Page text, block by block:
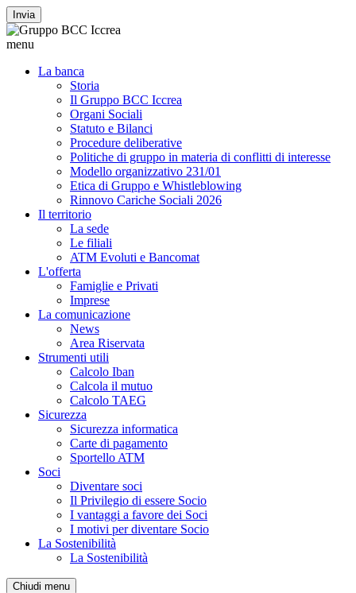
Invia
menu
La banca
Storia
Il Gruppo BCC Iccrea
Organi Sociali
Statuto e Bilanci
Procedure deliberative
Politiche di gruppo in materia di conflitti di interesse
Modello organizzativo 231/01
Etica di Gruppo e Whistleblowing
Rinnovo Cariche Sociali 2026
Il territorio
La sede
Le filiali
ATM Evoluti e Bancomat
L'offerta
Famiglie e Privati
Imprese
La comunicazione
News
Area Riservata
Strumenti utili
Calcolo Iban
Calcola il mutuo
Calcolo TAEG
Sicurezza
Sicurezza informatica
Carte di pagamento
Sportello ATM
Soci
Diventare soci
Il Privilegio di essere Socio
I vantaggi a favore dei Soci
I motivi per diventare Socio
La Sostenibilità
La Sostenibilità
Chiudi menu